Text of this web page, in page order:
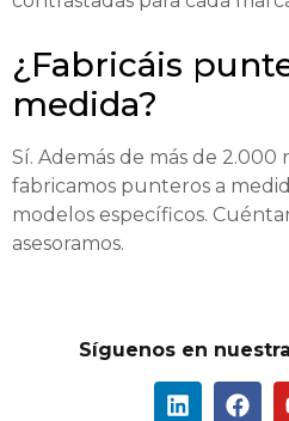
¿Fabricáis
medida?
Sí. Además de más de 2.000
fabricamos punteros a
modelos específicos.
asesoramos.
Síguenos en